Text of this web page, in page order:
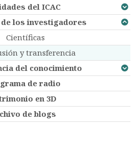
del ICAC
los investigadores
Científicas
y transferencia
del conocimiento
de radio
en 3D
de blogs